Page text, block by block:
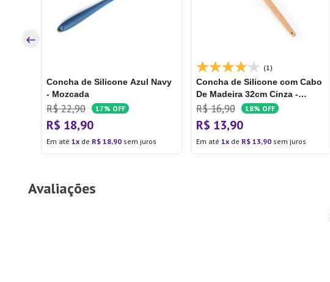
Concha de Silicone Azul Navy
- Mozcada
R$ 22,90 17% OFF
R$ 18,90
Em até 1 de R$ 18,90sem juros
(1)
Concha de Silicone com Cabo
De Madeira 32cm Cinza -
Mozcada
R$ 16,90 18% OFF
R$ 13,90
Em até 1 de R$ 13,90sem juros
Avaliações